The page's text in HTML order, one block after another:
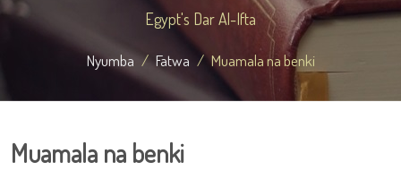
Egypt's Dar Al-Ifta
Nyumba Fatwa Muamala na benki
Muamala na benki